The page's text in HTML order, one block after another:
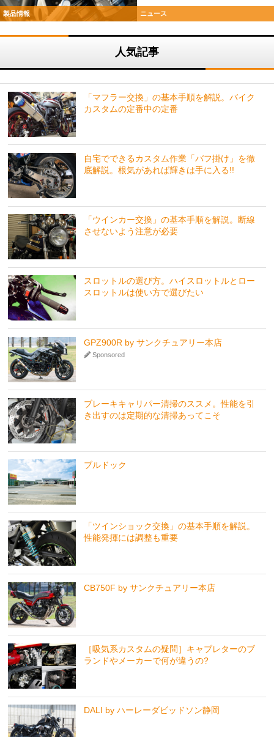
製品情報 ニュース
人気記事
「マフラー交換」の基本手順を解説。バイク
カスタムの定番中の定番
自宅でできるカスタム作業「バフ掛け」を徹
底解説。根気があれば輝きは手に入る!!
「ウインカー交換」の基本手順を解説。断線
させないよう注意が必要
スロットルの選び方。ハイスロットルとロー
スロットルは使い方で選びたい
GPZ900R by サンクチュアリー本店
Sponsored
ブレーキキャリパー清掃のススメ。性能を引
き出すのは定期的な清掃あってこそ
ブルドック
「ツインショック交換」の基本手順を解説。
性能発揮には調整も重要
CB750F by サンクチュアリー本店
［吸気系カスタムの疑問］キャブレターのブ
ランドやメーカーで何が違うの?
DALI by ハーレーダビッドソン静岡